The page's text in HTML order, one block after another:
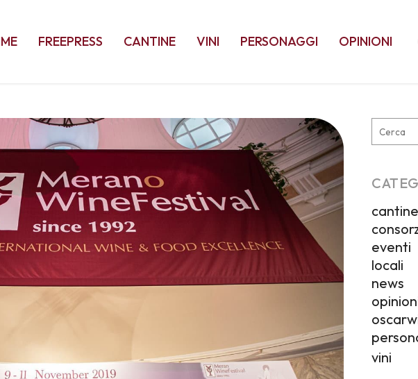
FREEPRESS CANTINE VINI PERSONAGGI OPINIONI
cantine
eventi
locali
news
vini